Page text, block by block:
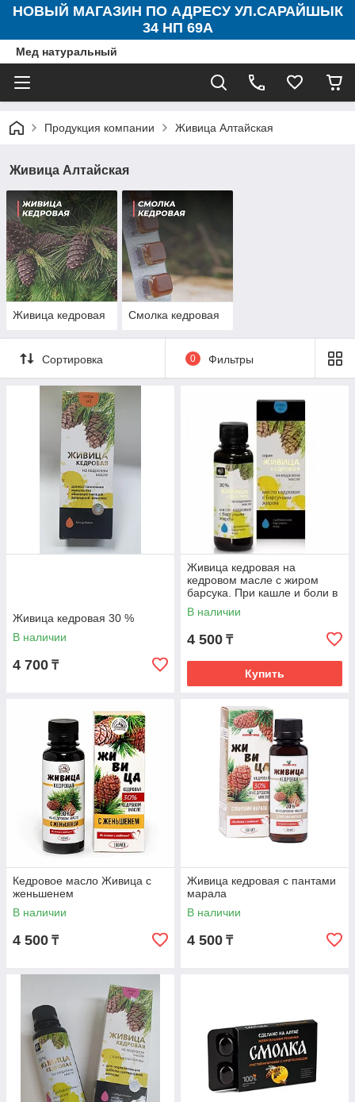
НОВЫЙ МАГАЗИН ПО АДРЕСУ УЛ.САРАЙШЫК
34 НП 69А
Мед натуральный
Продукция компании Живица Алтайская
Живица Алтайская
Живица кедровая Смолка кедровая
Сортировка 0 Фильтры
Живица кедровая 30 %
В наличии
4 700 ₸
Живица кедровая на
кедровом масле с жиром
барсука. При кашле и боли в
горле
В наличии
4 500 ₸
Купить
Кедровое масло Живица с
женьшенем
В наличии
4 500 ₸
Живица кедровая с пантами
марала
В наличии
4 500 ₸